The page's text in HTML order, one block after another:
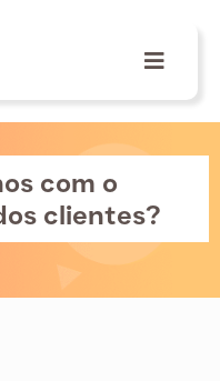
com o
clientes?